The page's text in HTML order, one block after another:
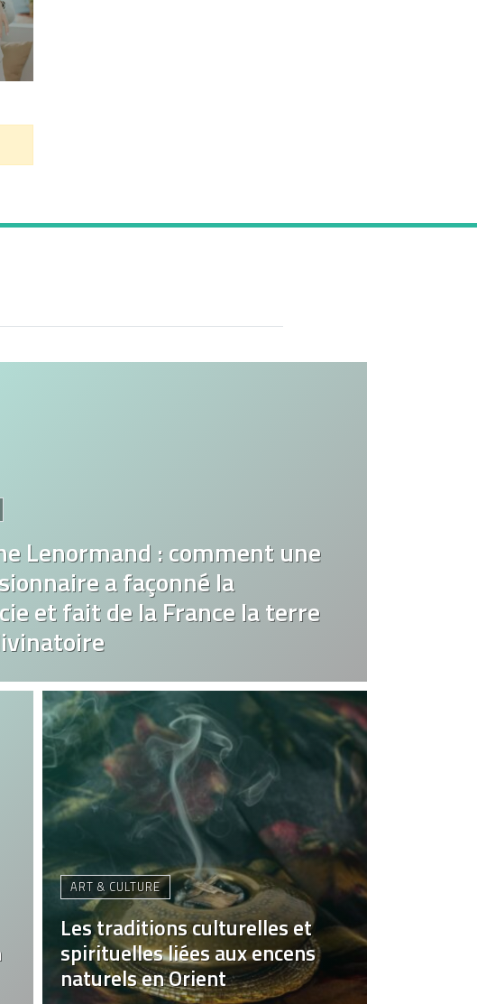
Lenormand : comment une
a façonné la
et fait de la France la terre
ART & CULTURE
Les traditions culturelles et
spirituelles liées aux encens
naturels en Orient